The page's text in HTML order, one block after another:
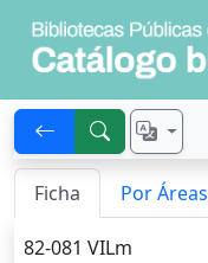
Ficha Por Áreas
82-081 VILm